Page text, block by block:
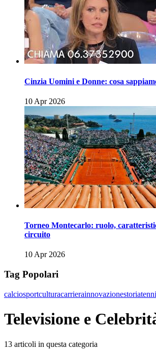
Cinzia Uomini e Donne: cosa
10 Apr 2026
Torneo Montecarlo: ruolo,
circuito
10 Apr 2026
Tag Popolari
calciosportculturacarrierainnovazionestoria
Televisione e
13 articoli in questa categoria